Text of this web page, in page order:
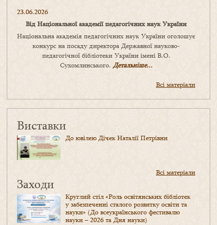
23.06.2026
Від Національної академії педагогічних наук України
Національна академія педагогічних наук України оголошує
конкурс на посаду директора Державної науково-
педагогічної бібліотеки України імені В.О.
Сухомлинського. Детальніше...
Всі матеріали
Виставки
До ювілею Дічек Наталії Петрівни
Всі матеріали
Заходи
Круглий стіл «Роль освітянських бібліотек
у забезпеченні сталого розвитку освіти та
науки» (До всеукраїнського фестивалю
науки – 2026 та Дня науки)